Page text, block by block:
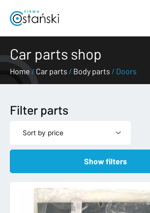
content
Car parts shop
Home/ Car parts / Body parts / Doors
Filter parts
Show filters